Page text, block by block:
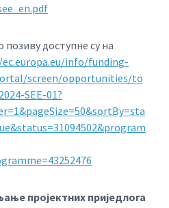
доступне су на
info/funding-
screen/opportunities/to
SEE-01?
пројектних приједлога